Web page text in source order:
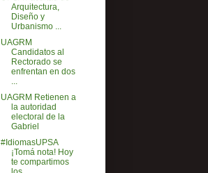
Arquitectura,
Diseño y
Urbanismo ...
UAGRM
Candidatos al
Rectorado se
enfrentan en dos
...
UAGRM Retienen a
la autoridad
electoral de la
Gabriel
‪#‎IdiomasUPSA‬
¡Tomá nota! Hoy
te compartimos